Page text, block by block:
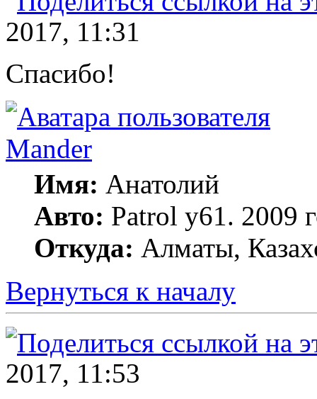
2017, 11:31
Спасибо!
Mander
Имя: Анатолий
Авто: Patrol y61.
Откуда: Алматы,
Вернуться к началу
2017, 11:53